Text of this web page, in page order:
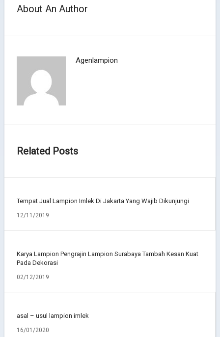
About An Author
Agenlampion
Related Posts
Tempat Jual Lampion Imlek Di Jakarta Yang Wajib Dikunjungi
12/11/2019
Karya Lampion Pengrajin Lampion Surabaya Tambah Kesan Kuat
Pada Dekorasi
02/12/2019
asal – usul lampion imlek
16/01/2020